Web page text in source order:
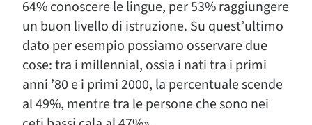
64% conoscere le lingue, per 53% raggiungere
un buon livello di istruzione. Su quest’ultimo
dato per esempio possiamo osservare due
cose: tra i millennial, ossia i nati tra i primi
anni ’80 e i primi 2000, la percentuale scende
al 49%, mentre tra le persone che sono nei